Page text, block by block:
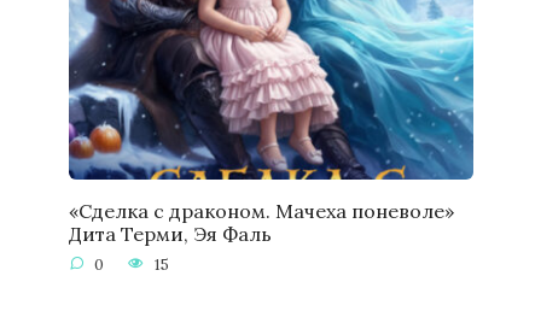
«Сделка с драконом. Мачеха поневоле»
Дита Терми, Эя Фаль
0 15